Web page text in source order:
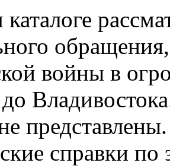
войны в
справки